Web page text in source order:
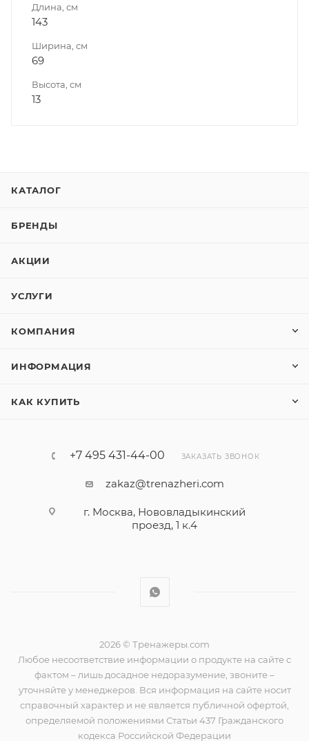
Длина, см
143
Ширина, см
69
Высота, см
13
КАТАЛОГ
БРЕНДЫ
АКЦИИ
УСЛУГИ
КОМПАНИЯ
ИНФОРМАЦИЯ
КАК КУПИТЬ
+7 495 431-44-00 ЗАКАЗАТЬ ЗВОНОК
zakaz@trenazheri.com
г. Москва, Нововладыкинский
проезд, 1 к.4
2026 © Тренажеры.com
Любое несоответствие информации о продукте на сайте с
фактом – лишь досадное недоразумение, звоните –
уточняйте у менеджеров. Вся информация на сайте носит
справочный характер и не является публичной офертой,
определяемой положениями Статьи 437 Гражданского
кодекса Российской Федерации